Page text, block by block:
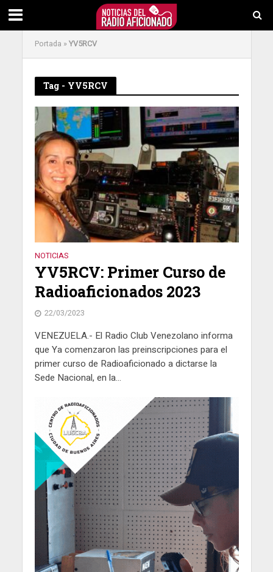
Portada »YV5RCV
Tag - YV5RCV
NOTICIAS
YV5RCV: Primer Curso de
Radioaficionados 2023
22/03/2023
VENEZUELA.- El Radio Club Venezolano informa
que Ya comenzaron las preinscripciones para el
primer curso de Radioaficionado a dictarse la
Sede Nacional, en la...